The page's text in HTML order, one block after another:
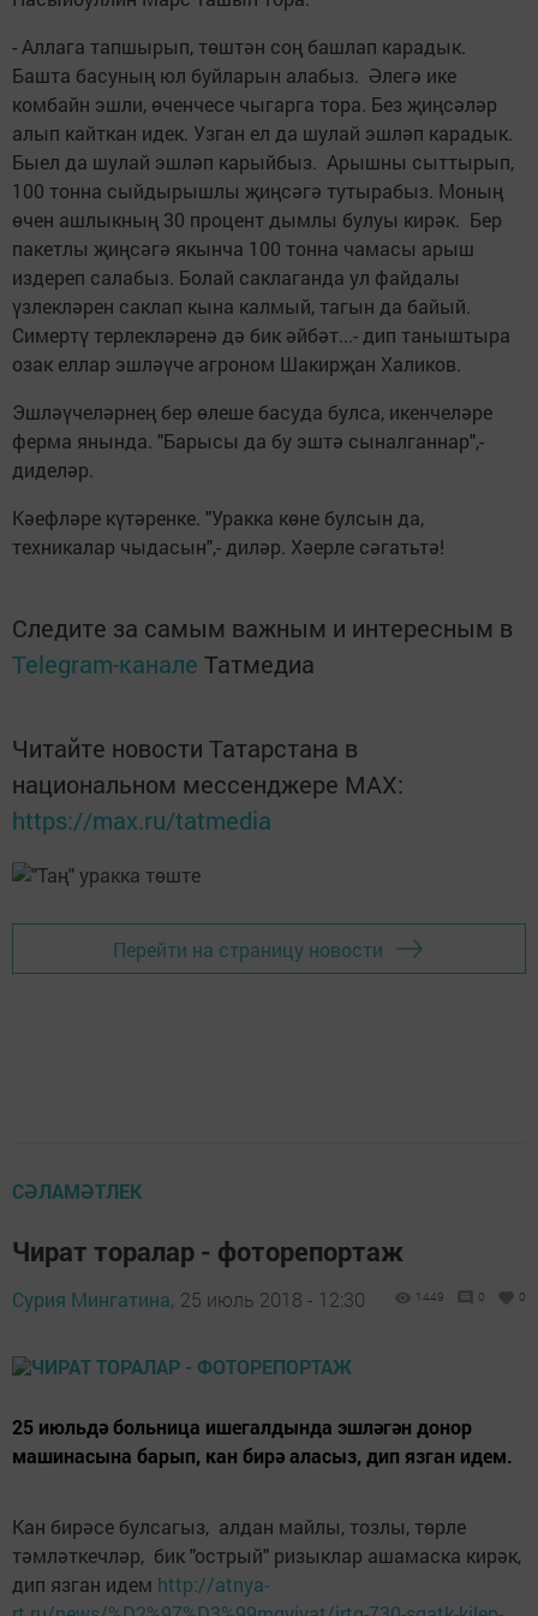
- Аллага тапшырып, төштән соң башлап карадык.
Башта басуның юл буйларын алабыз. Әлегә ике
комбайн эшли, өченчесе чыгарга тора. Без җиңсәләр
алып кайткан идек. Узган ел да шулай эшләп карадык.
Быел да шулай эшләп карыйбыз. Арышны сыттырып,
100 тонна сыйдырышлы җиңсәгә тутырабыз. Моның
өчен ашлыкның 30 процент дымлы булуы кирәк. Бер
пакетлы җиңсәгә якынча 100 тонна чамасы арыш
издереп салабыз. Болай саклаганда ул файдалы
үзлекләрен саклап кына калмый, тагын да байый.
Симертү терлекләренә дә бик әйбәт...- дип таныштыра
озак еллар эшләүче агроном Шакирҗан Халиков.
Эшләүчеләрнең бер өлеше басуда булса, икенчеләре
ферма янында. "Барысы да бу эштә сыналганнар",-
диделәр.
Кәефләре күтәренке. "Уракка көне булсын да,
техникалар чыдасын",- диләр. Хәерле сәгатьтә!
Следите за самым важным и интересным в
Telegram-канале Татмедиа
Читайте новости Татарстана в
национальном мессенджере MАХ:
https://max.ru/tatmedia
Перейти на страницу новости
СӘЛАМӘТЛЕК
Чират торалар - фоторепортаж
Сурия Мингатина, 25 июль 2018 - 12:30 1449 0 0
25 июльдә больница ишегалдында эшләгән донор
машинасына барып, кан бирә аласыз, дип язган идем.
Кан бирәсе булсагыз, алдан майлы, тозлы, төрле
тәмләткечләр, бик "острый" ризыклар ашамаска кирәк,
дип язган идем http://atnya-